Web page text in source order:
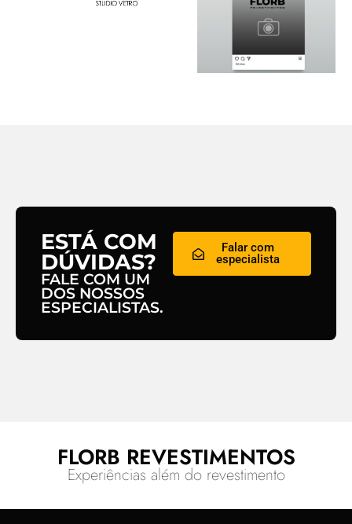
ESTÁ COM
DÚVIDAS?
FALE COM UM
DOS NOSSOS
ESPECIALISTAS.
Falar com
especialista
FLORB REVESTIMENTOS
Experiências além do revestimento